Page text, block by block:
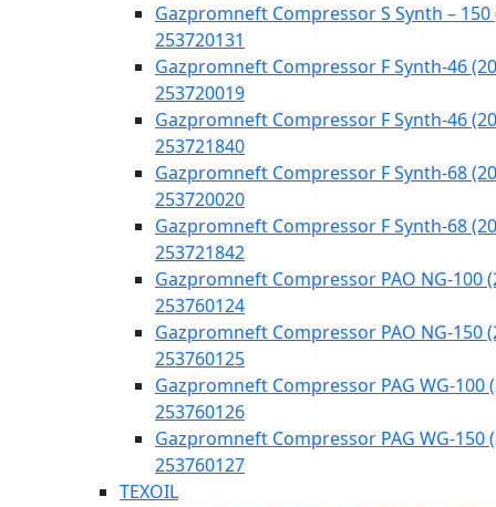
Gazpromneft Compressor S Synth – 150
253720131
Gazpromneft Compressor F Synth-46
253720019
Gazpromneft Compressor F Synth-46
253721840
Gazpromneft Compressor F Synth-68
253720020
Gazpromneft Compressor F Synth-68
253721842
Gazpromneft Compressor PAO NG-100
253760124
Gazpromneft Compressor PAO NG-150
253760125
Gazpromneft Compressor PAG WG-100
253760126
Gazpromneft Compressor PAG WG-150
253760127
TEXOIL